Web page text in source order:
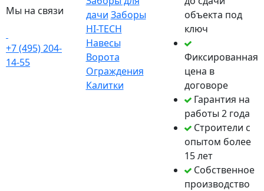
Мы на связи
+7 (495) 204-
14-55
дачи Заборы
HI-TECH
Навесы
Ворота
Ограждения
Калитки
объекта под
ключ
Фиксированная
цена в
договоре
Гарантия на
работы 2 года
Строители с
опытом более
15 лет
Собственное
производство